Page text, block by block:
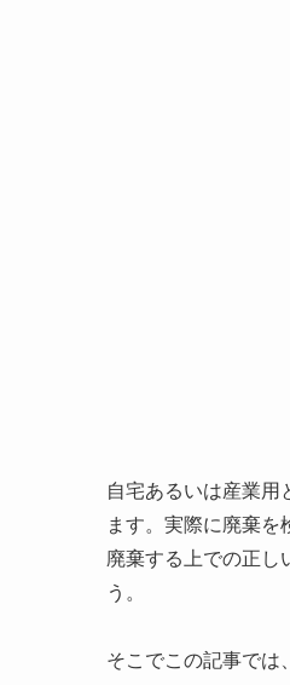
自宅あるいは産業用
ます。実際に廃棄を
廃棄する上での正し
う。
そこでこの記事では